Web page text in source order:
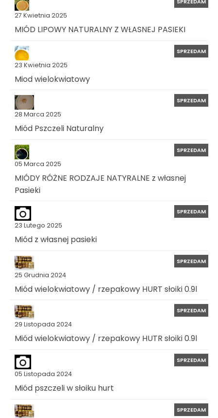
27 Kwietnia 2025
MIÓD LIPOWY NATURALNY Z WŁASNEJ PASIEKI
23 Kwietnia 2025
SPRZEDAM
Miod wielokwiatowy
28 Marca 2025
SPRZEDAM
Miód Pszczeli Naturalny
05 Marca 2025
SPRZEDAM
MIÓDY RÓŻNE RODZAJE NATYRALNE z własnej
Pasieki
23 Lutego 2025
SPRZEDAM
Miód z własnej pasieki
25 Grudnia 2024
SPRZEDAM
Miód wielokwiatowy / rzepakowy HURT słoiki 0.9l
29 Listopada 2024
SPRZEDAM
Miód wielokwiatowy / rzepakowy HUTR słoiki 0.9l
05 Listopada 2024
SPRZEDAM
Miód pszczeli w słoiku hurt
SPRZEDAM